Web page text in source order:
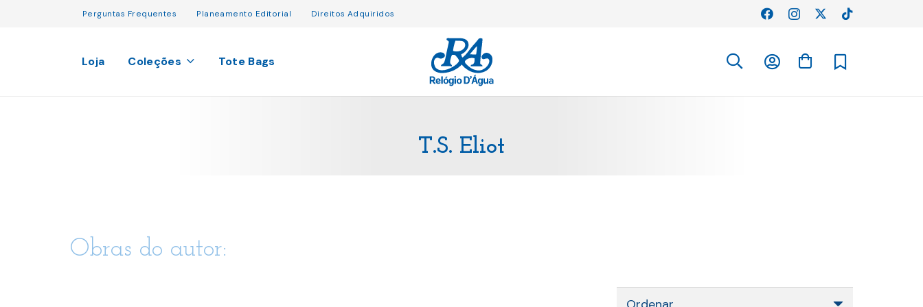
Perguntas Frequentes Planeamento Editorial Direitos Adquiridos
Loja Coleções Tote Bags
T.S. Eliot
Obras do autor: